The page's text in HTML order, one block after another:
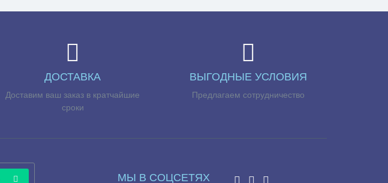
ДОСТАВКА
Доставим ваш заказ в кратчайшие
сроки
ВЫГОДНЫЕ УСЛОВИЯ
Предлагаем сотрудничество
МЫ В СОЦСЕТЯХ